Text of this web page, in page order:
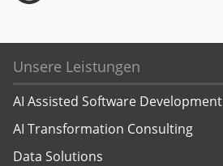
Unsere Leistungen
AI Assisted Software Development
AI Transformation Consulting
Data Solutions